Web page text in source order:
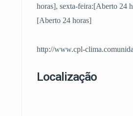
horas], sexta-feira:[Aberto 24
[Aberto 24 horas]
http://www.cpl-
Localização